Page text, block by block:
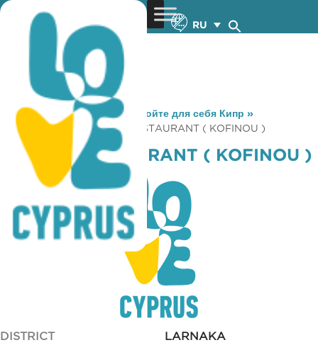
RU
You are here: Home »Откройте для себя Кипр »
Gastronomy
» MARINA RESTAURANT ( KOFINOU )
MARINA RESTAURANT ( KOFINOU )
DISTRICT
LARNAKA